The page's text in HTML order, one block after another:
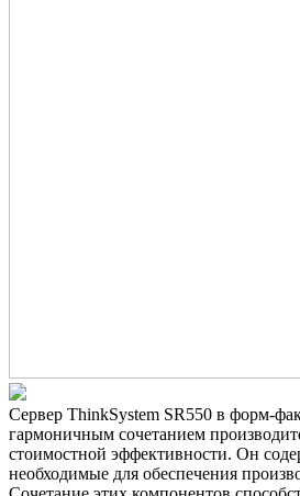
Сервер ThinkSystem SR550 в форм-
гармоничным сочетанием
стоимостной эффективности. Он
необходимые для обеспечения